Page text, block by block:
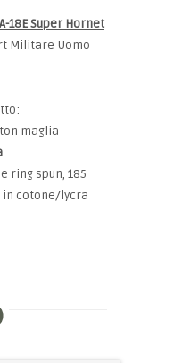
18E Super Hornet
Militare Uomo
maglia
ring spun, 185
in cotone/lycra